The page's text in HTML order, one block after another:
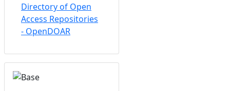
Directory of Open
Access Repositories
- OpenDOAR